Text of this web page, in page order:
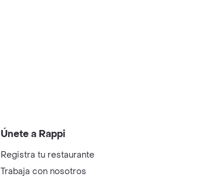
Únete a Rappi
Registra tu restaurante
Trabaja con nosotros